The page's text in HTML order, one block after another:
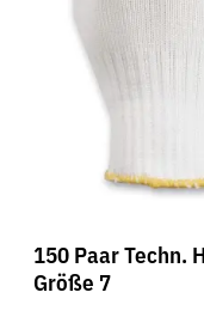
150 Paar Techn.
Größe 7